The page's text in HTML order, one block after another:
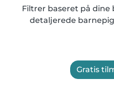
Filtrer baseret på dine
detaljerede
Gratis